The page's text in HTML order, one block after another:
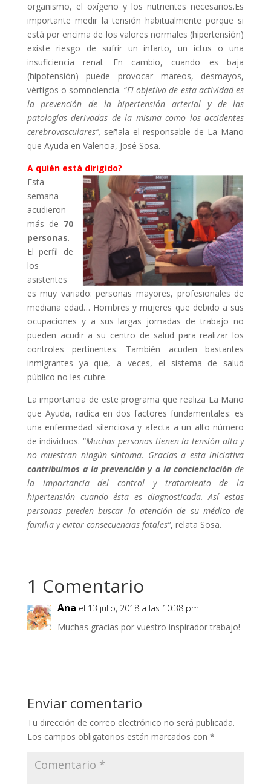
organismo, el oxígeno y los nutrientes necesarios.Es
importante medir la tensión habitualmente porque si
está por encima de los valores normales (hipertensión)
existe riesgo de sufrir un infarto, un ictus o una
insuficiencia renal. En cambio, cuando es baja
(hipotensión) puede provocar mareos, desmayos,
vértigos o somnolencia. “El objetivo de esta actividad es
la prevención de la hipertensión arterial y de las
patologías derivadas de la misma como los accidentes
cerebrovasculares”, señala el responsable de La Mano
que Ayuda en Valencia, José Sosa.
A quién está dirigido?
Esta
semana
acudieron
más de 70
personas.
El perfil de
los
asistentes
es muy variado: personas mayores, profesionales de
mediana edad… Hombres y mujeres que debido a sus
ocupaciones y a sus largas jornadas de trabajo no
pueden acudir a su centro de salud para realizar los
controles pertinentes. También acuden bastantes
inmigrantes ya que, a veces, el sistema de salud
público no les cubre.
La importancia de este programa que realiza La Mano
que Ayuda, radica en dos factores fundamentales: es
una enfermedad silenciosa y afecta a un alto número
de individuos. “Muchas personas tienen la tensión alta y
no muestran ningún síntoma. Gracias a esta iniciativa
contribuimos a la prevención y a la concienciación de
la importancia del control y tratamiento de la
hipertensión cuando ésta es diagnosticada. Así estas
personas pueden buscar la atención de su médico de
familia y evitar consecuencias fatales”, relata Sosa.
1 Comentario
Ana el 13 julio, 2018 a las 10:38 pm
Muchas gracias por vuestro inspirador trabajo!
Enviar comentario
Tu dirección de correo electrónico no será publicada.
Los campos obligatorios están marcados con *